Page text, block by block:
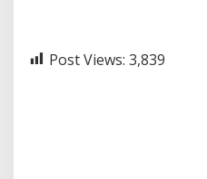
Post Views: 3,839